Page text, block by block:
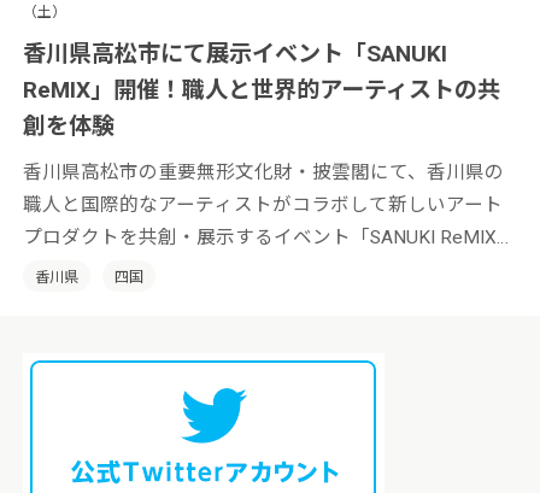
（土）
香川県高松市にて展示イベント「SANUKI
ReMIX」開催！職人と世界的アーティストの共
創を体験
香川県高松市の重要無形文化財・披雲閣にて、香川県の
職人と国際的なアーティストがコラボして新しいアート
プロダクトを共創・展示するイベント「SANUKI ReMIX」
を開催。開催日は2022年1月22日（土）・23日（日）と
香川県 四国